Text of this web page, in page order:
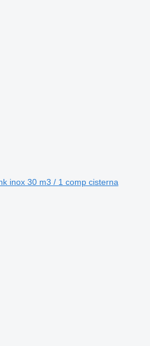
inox 30 m3 / 1 comp cisterna